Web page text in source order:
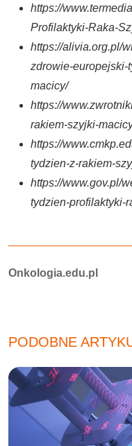
https://
Profilaktyki-Raka-
https://alivia.org.pl/
zdrowie-europejski-
macicy/
https://
rakiem-szyjki-
https://
tydzien-z-rakiem-
https://www.gov.pl/
tydzien-profilaktyki-
Autorzy:
Onkologia.edu.pl
PODOBNE